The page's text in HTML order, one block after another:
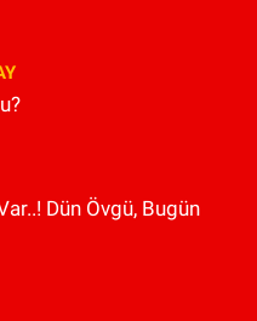
Dün Övgü, Bugün